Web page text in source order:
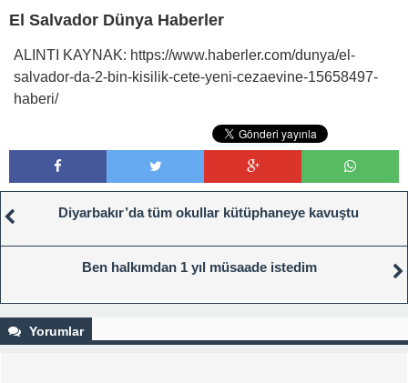
El Salvador Dünya Haberler
ALINTI KAYNAK: https://www.haberler.com/dunya/el-
salvador-da-2-bin-kisilik-cete-yeni-cezaevine-15658497-
haberi/
Diyarbakır’da tüm okullar kütüphaneye kavuştu
Ben halkımdan 1 yıl müsaade istedim
Yorumlar